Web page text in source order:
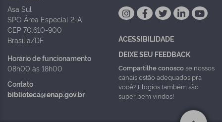
Asa Sul
SPO Área Especial 2-A
CEP 70.610-900
Brasília/DF
Horário de funcionamento
08h00 às 18h00
Contato
biblioteca@enap.gov.br
ACESSIBILIDADE
DEIXE SEU FEEDBACK
Compartilhe conoscose nossos
canais estão adequados pra
você? Elogios também são
super bem vindos!